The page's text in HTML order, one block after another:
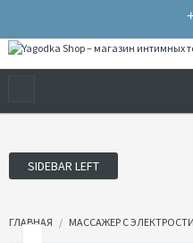
SIDEBAR LEFT
ГЛАВНАЯ МАССАЖЕР С